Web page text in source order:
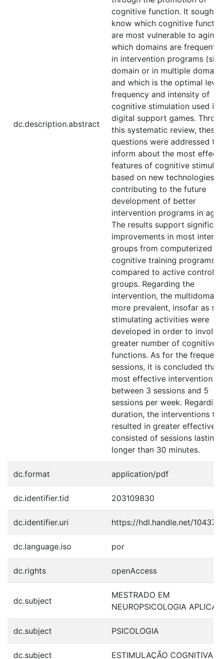
dc.description.abstract
cognitive function. It sought
know which cognitive
are most vulnerable to aging;
which domains are
in intervention programs
domain or in multiple
and which is the optimal
frequency and intensity of
cognitive stimulation used in
digital support games.
this systematic review, these
questions were addressed to
inform about the most
features of cognitive
based on new technologies
contributing to the future
development of better
intervention programs in
The results support
improvements in most
groups from computerized
cognitive training programs
compared to active control
groups. Regarding the
intervention, the
more prevalent, insofar as
stimulating activities were
developed in order to
greater number of cognitive
functions. As for the
sessions, it is concluded
most effective intervention
between 3 sessions and 5
sessions per week.
duration, the interventions
resulted in greater
consisted of sessions lasting
longer than 30 minutes.
dc.format application/pdf
dc.identifier.tid 203109830
dc.identifier.uri https://hdl.handle.net/10437/
dc.language.iso por
dc.rights openAccess
dc.subject
MESTRADO EM
NEUROPSICOLOGIA
dc.subject PSICOLOGIA
dc.subject ESTIMULAÇÃO COGNITIVA